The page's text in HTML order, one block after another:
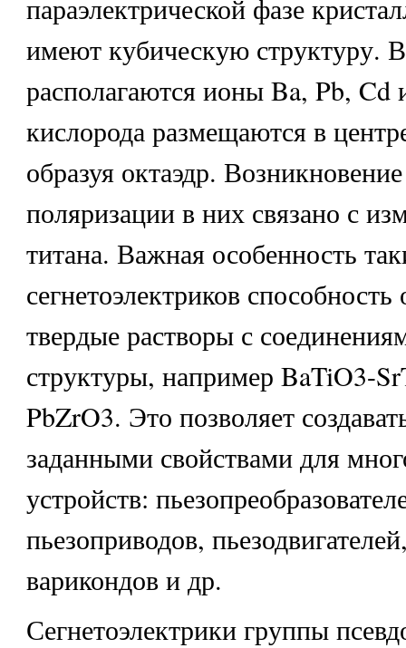
параэлектрической фазе
имеют кубическую структуру.
располагаются ионы Ba, Pb,
кислорода размещаются в
образуя октаэдр.
поляризации в них связано с
титана. Важная особенность
сегнетоэлектриков способность
твердые растворы с
структуры, например BaTiO3-
PbZrO3. Это позволяет
заданными свойствами для
устройств:
пьезоприводов,
варикондов и др.
Сегнетоэлектрики группы